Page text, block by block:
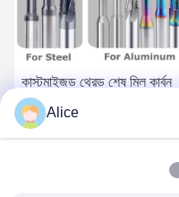
কাস্টমাইজড থ্রেড শেষ মিল কার্বন
ইস্পাত খাদ ইস্পাত জন্য সিএনসি
ফ্রিজিং কাটার তামা খাদ জন্য উন্নত
Alice